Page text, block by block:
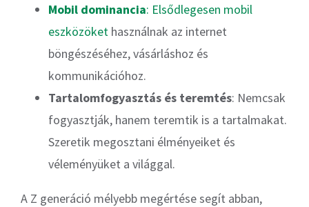
Mobil dominancia: Elsődlegesen mobil
eszközöket használnak az internet
böngészéséhez, vásárláshoz és
kommunikációhoz.
Tartalomfogyasztás és teremtés: Nemcsak
fogyasztják, hanem teremtik is a tartalmakat.
Szeretik megosztani élményeiket és
véleményüket a világgal.
A Z generáció mélyebb megértése segít abban,